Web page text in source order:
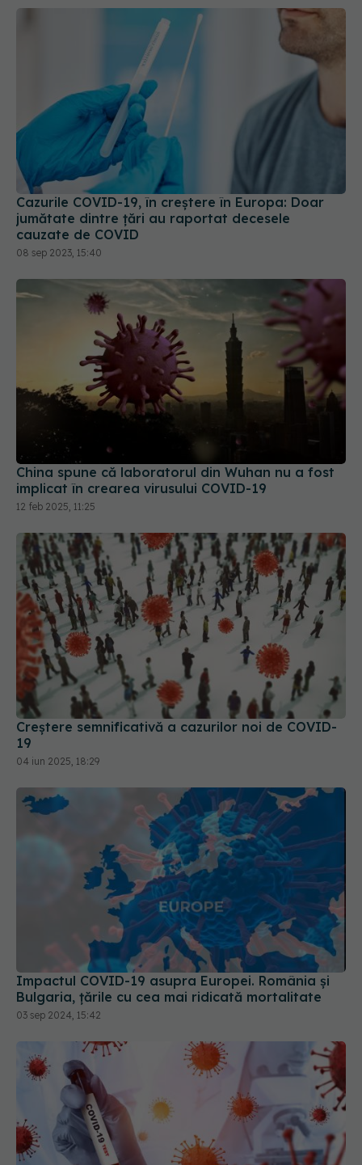
Cazurile COVID-19, în creștere în Europa: Doar
jumătate dintre țări au raportat decesele
cauzate de COVID
08 sep 2023, 15:40
China spune că laboratorul din Wuhan nu a fost
implicat în crearea virusului COVID-19
12 feb 2025, 11:25
Creștere semnificativă a cazurilor noi de COVID-
19
04 iun 2025, 18:29
Impactul COVID-19 asupra Europei. România și
Bulgaria, țările cu cea mai ridicată mortalitate
03 sep 2024, 15:42